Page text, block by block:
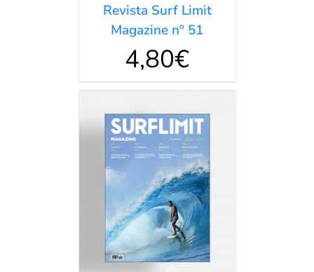
Revista Surf Limit
Magazine nº 51
4,80€
AÑADIR AL
CARRITO /
DETALLES